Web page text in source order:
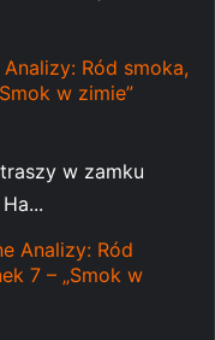
Ród smoka,
w zimie”
w zamku
Analizy: Ród
7 – „Smok w